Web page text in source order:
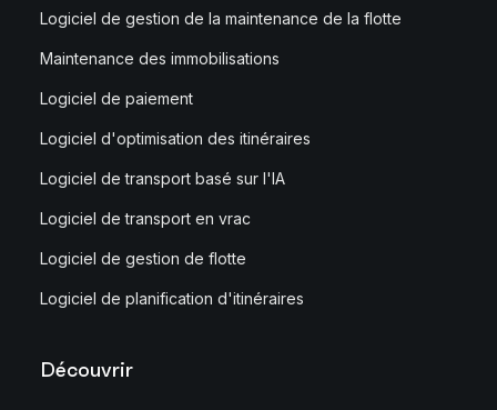
Logiciel de gestion de la maintenance de la flotte
Maintenance des immobilisations
Logiciel de paiement
Logiciel d'optimisation des itinéraires
Logiciel de transport basé sur l'IA
Logiciel de transport en vrac
Logiciel de gestion de flotte
Logiciel de planification d'itinéraires
Découvrir